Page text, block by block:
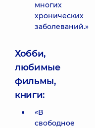
многих
хронических
заболеваний.»
Хобби,
любимые
фильмы,
книги:
«В
свободное